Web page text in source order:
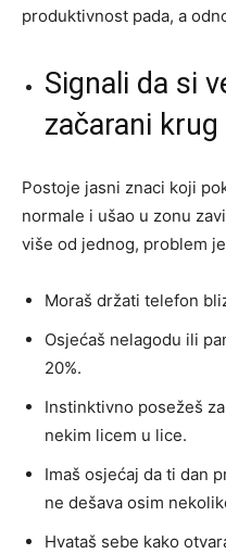
produktivnost pada, a
Signali da si
začarani krug
Postoje jasni znaci koji
normale i ušao u zonu
više od jednog, problem
Moraš držati telefon
Osjećaš nelagodu ili
20%.
Instinktivno posežeš
nekim licem u lice.
Imaš osjećaj da ti dan
ne dešava osim
Hvataš sebe kako